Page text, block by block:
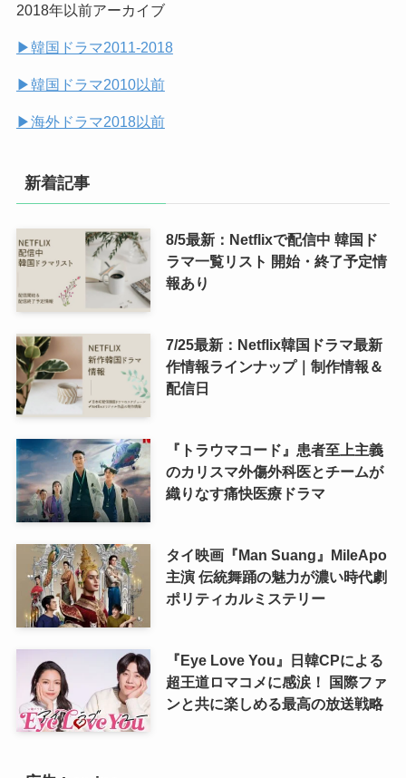
(14)
(7)
2018年以前アーカイブ
▶︎韓国ドラマ2011-2018
▶︎韓国ドラマ2010以前
▶︎海外ドラマ2018以前
新着記事
8/5最新：Netflixで配信中 韓国ド
ラマ一覧リスト 開始・終了予定情
報あり
7/25最新：Netflix韓国ドラマ最新
作情報ラインナップ｜制作情報＆
配信日
『トラウマコード』患者至上主義
のカリスマ外傷外科医とチームが
織りなす痛快医療ドラマ
タイ映画『Man Suang』MileApo
主演 伝統舞踊の魅力が濃い時代劇
ポリティカルミステリー
『Eye Love You』日韓CPによる
超王道ロマコメに感涙！ 国際ファ
ンと共に楽しめる最高の放送戦略